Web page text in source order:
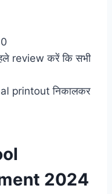
review करें कि सभी
printout निकालकर
2024